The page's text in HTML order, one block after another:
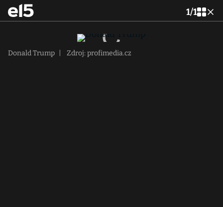
1/1
Donald Trump Zdroj: profimedia.cz